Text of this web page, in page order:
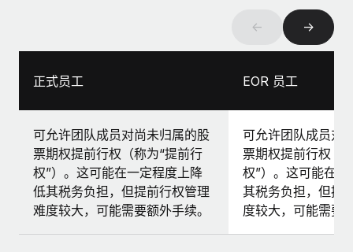
← →
正式员工 EOR 员工
可允许团队成员对尚未归属的股
票期权提前行权（称为“提前行
权”）。这可能在一定程度上降
低其税务负担，但提前行权管理
难度较大，可能需要额外手续。
可允许团队成员对
票期权提前行权（
权”）。这可能在
其税务负担，但提
度较大，可能需要